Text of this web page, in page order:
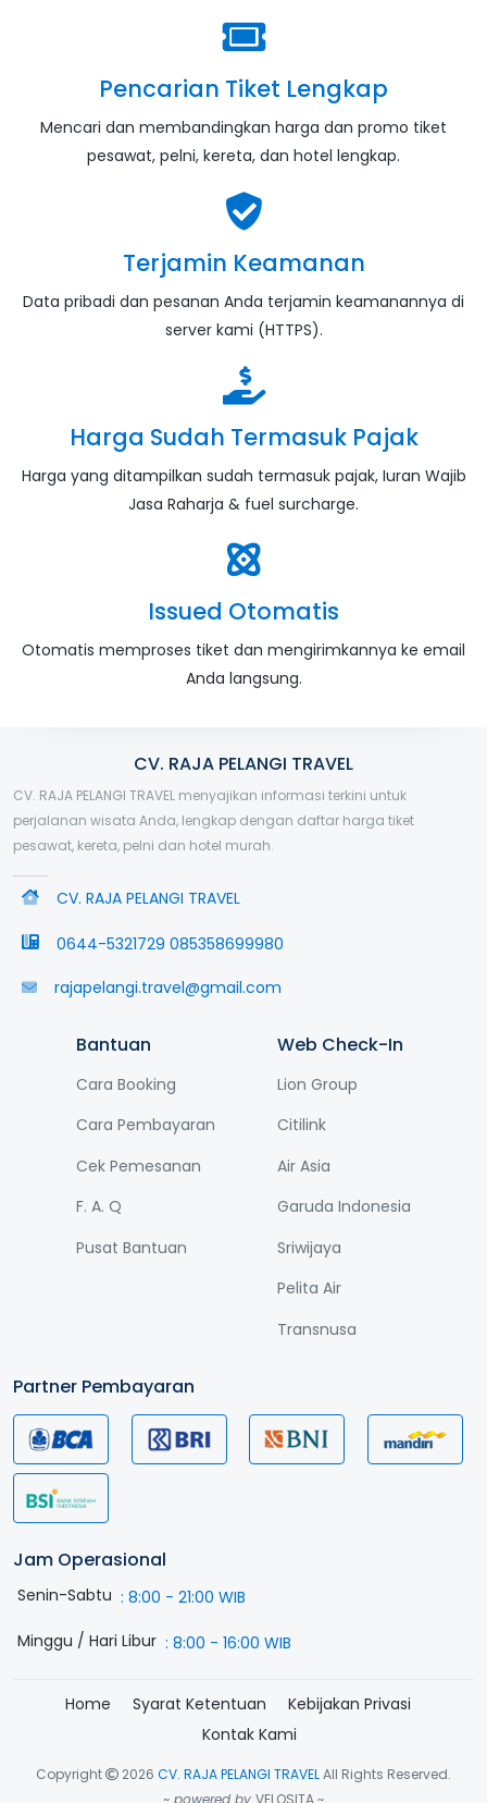
Pencarian Tiket Lengkap
Mencari dan membandingkan harga dan promo tiket
pesawat, pelni, kereta, dan hotel lengkap.
Terjamin Keamanan
Data pribadi dan pesanan Anda terjamin keamanannya di
server kami (HTTPS).
Harga Sudah Termasuk Pajak
Harga yang ditampilkan sudah termasuk pajak, Iuran Wajib
Jasa Raharja & fuel surcharge.
Issued Otomatis
Otomatis memproses tiket dan mengirimkannya ke email
Anda langsung.
CV. RAJA PELANGI TRAVEL
CV. RAJA PELANGI TRAVEL menyajikan informasi terkini untuk
perjalanan wisata Anda, lengkap dengan daftar harga tiket
pesawat, kereta, pelni dan hotel murah.
CV. RAJA PELANGI TRAVEL
0644-5321729 085358699980
rajapelangi.travel@gmail.com
Bantuan
Cara Booking
Cara Pembayaran
Cek Pemesanan
F. A. Q
Pusat Bantuan
Web Check-In
Lion Group
Citilink
Air Asia
Garuda Indonesia
Sriwijaya
Pelita Air
Transnusa
Partner Pembayaran
Jam Operasional
Senin-Sabtu : 8:00 - 21:00 WIB
Minggu / Hari Libur : 8:00 - 16:00 WIB
Home Syarat Ketentuan
Kebijakan Privasi
Kontak Kami
Copyright 2026 CV. RAJA PELANGI TRAVELAll Rights Reserved.
~ powered by VELOSITA ~